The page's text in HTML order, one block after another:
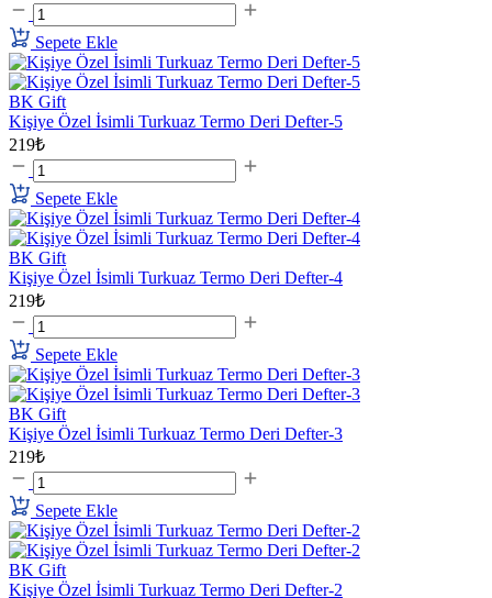
Sepete Ekle
BK Gift
Kişiye Özel İsimli Turkuaz Termo Deri Defter-5
219₺
Sepete Ekle
BK Gift
Kişiye Özel İsimli Turkuaz Termo Deri Defter-4
219₺
Sepete Ekle
BK Gift
Kişiye Özel İsimli Turkuaz Termo Deri Defter-3
219₺
Sepete Ekle
BK Gift
Kişiye Özel İsimli Turkuaz Termo Deri Defter-2